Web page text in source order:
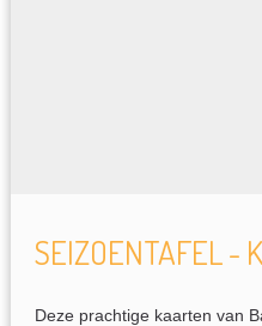
SEIZOENTAFEL -
Deze prachtige kaarten van